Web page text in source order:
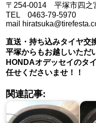
〒254-0014 平塚市四之
TEL 0463-79-5970
mail
直送・持ち込みタイヤ交
平塚からもお越しいただ
HONDAオデッセイのタ
任せくださいませ！！
関連記事: